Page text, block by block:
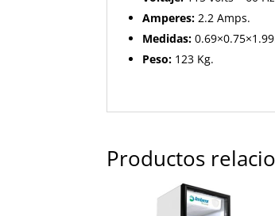
Amperes: 2.2 Amps.
Medidas:
Peso: 123 Kg.
Productos